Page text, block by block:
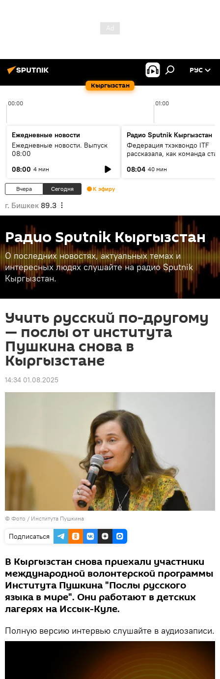
Кыргызстан
РУС
00:00 01:00
Ежедневные новости
Ежедневные новости. Выпуск
08:00
08:00 4 мин
Радио Sputnik Кыргызстан
Федерация тхэквондо ITF
рассказала, как команда
08:04 40 мин
Вчера Сегодня К эфиру
г. Бишкек 89.3
Радио Sputnik Кыргызстан
О последних новостях, актуальных темах и
интересных людях слушайте на радио Sputnik
Кыргызстан.
Учить русский по-другому
— послы от института
Пушкина снова в
Кыргызстане
14:34 01.08.2025
© Фото / Института Пушкина
Подписаться
В Кыргызстан снова приехали участники
международной волонтерской программы
Института Пушкина "Послы русского
языка в мире". Они работают в детских
лагерях на Иссык-Куле.
Полную версию интервью слушайте в аудиозаписи.